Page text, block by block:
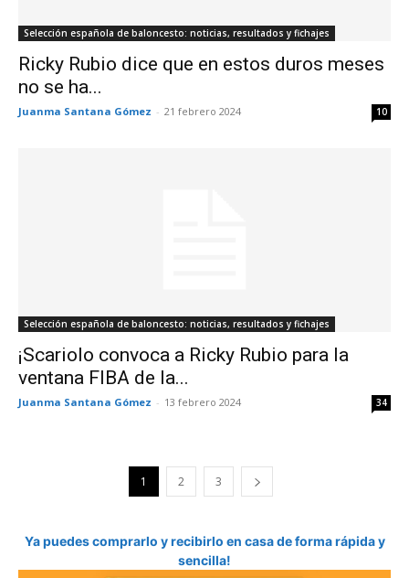
Selección española de baloncesto: noticias, resultados y fichajes
Ricky Rubio dice que en estos duros meses
no se ha...
Juanma Santana Gómez - 21 febrero 2024 10
Selección española de baloncesto: noticias, resultados y fichajes
¡Scariolo convoca a Ricky Rubio para la
ventana FIBA de la...
Juanma Santana Gómez - 13 febrero 2024 34
1 2 3
Ya puedes comprarlo y recibirlo en casa de forma rápida y
sencilla!